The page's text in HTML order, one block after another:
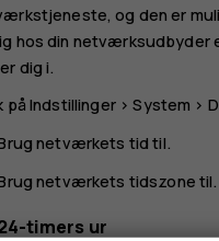
og den er
hos din netværksudbyder
dig i.
påIndstillinger>System >
netværkets tid til.
netværkets tidszone til.
timers ur